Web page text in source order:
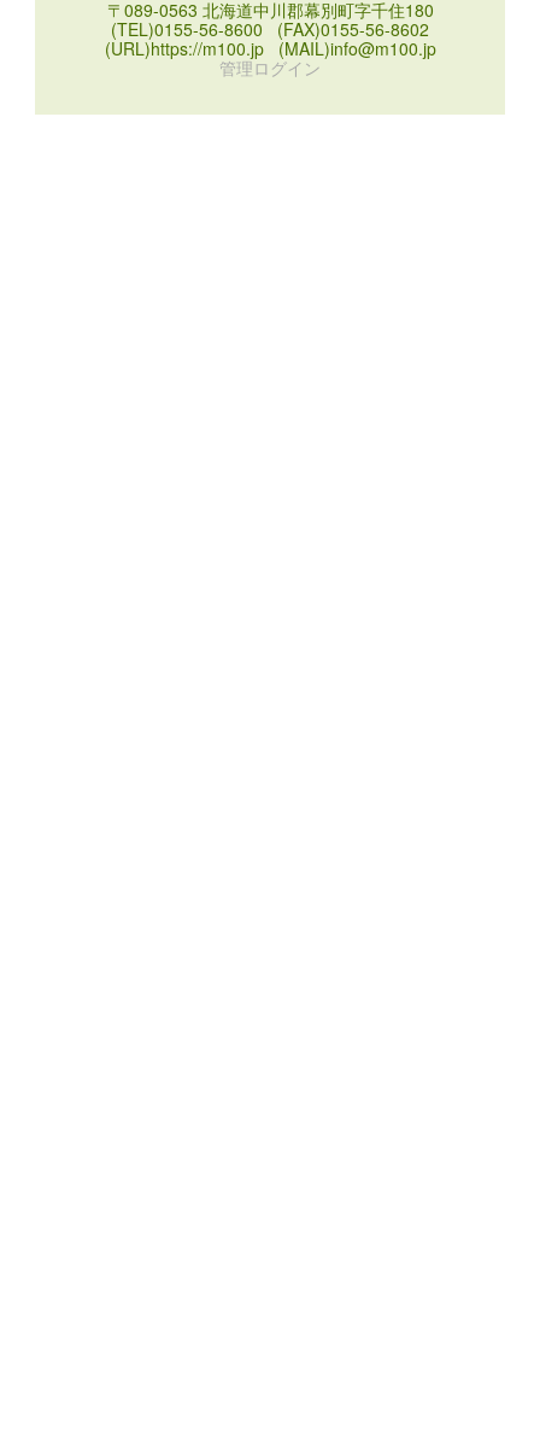
〒089-0563 北海道中川郡幕別町字千住180
(TEL)0155-56-8600 (FAX)0155-56-8602
(URL)https://m100.jp (MAIL)info@m100.jp
管理ログイン